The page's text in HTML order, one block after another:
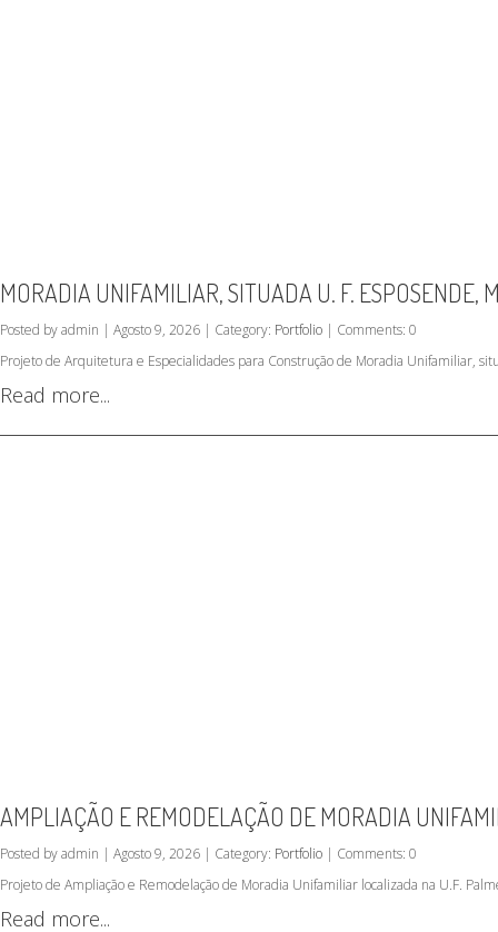
MORADIA UNIFAMILIAR, SITUADA U. F. ESPOSENDE,
Posted by admin | Agosto 9, 2026 | Category: Portfolio | Comments: 0
Projeto de Arquitetura e Especialidades para Construção de Moradia Unifamiliar,
Read more...
AMPLIAÇÃO E REMODELAÇÃO DE MORADIA
Posted by admin | Agosto 9, 2026 | Category: Portfolio | Comments: 0
Projeto de Ampliação e Remodelação de Moradia Unifamiliar localizada na U.F.
Read more...